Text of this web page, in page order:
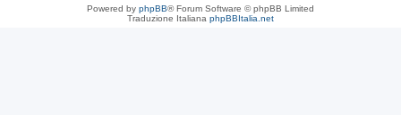
Powered by phpBB® Forum Software © phpBB Limited
Traduzione Italiana phpBBItalia.net